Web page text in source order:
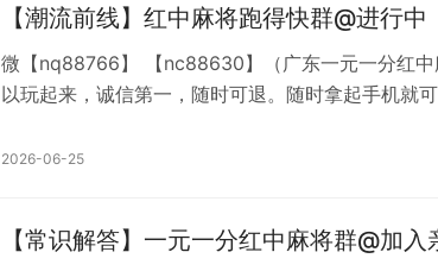
【潮流前线】红中麻将跑得快群@进行中
微【nq88766】 【nc88630】（广东一元一分红
以玩起来，诚信第一，随时可退。随时拿起手机就
在床上你可以打麻将，随时随地，你想怎么玩怎么
2026-06-25
【常识解答】一元一分红中麻将群@加入